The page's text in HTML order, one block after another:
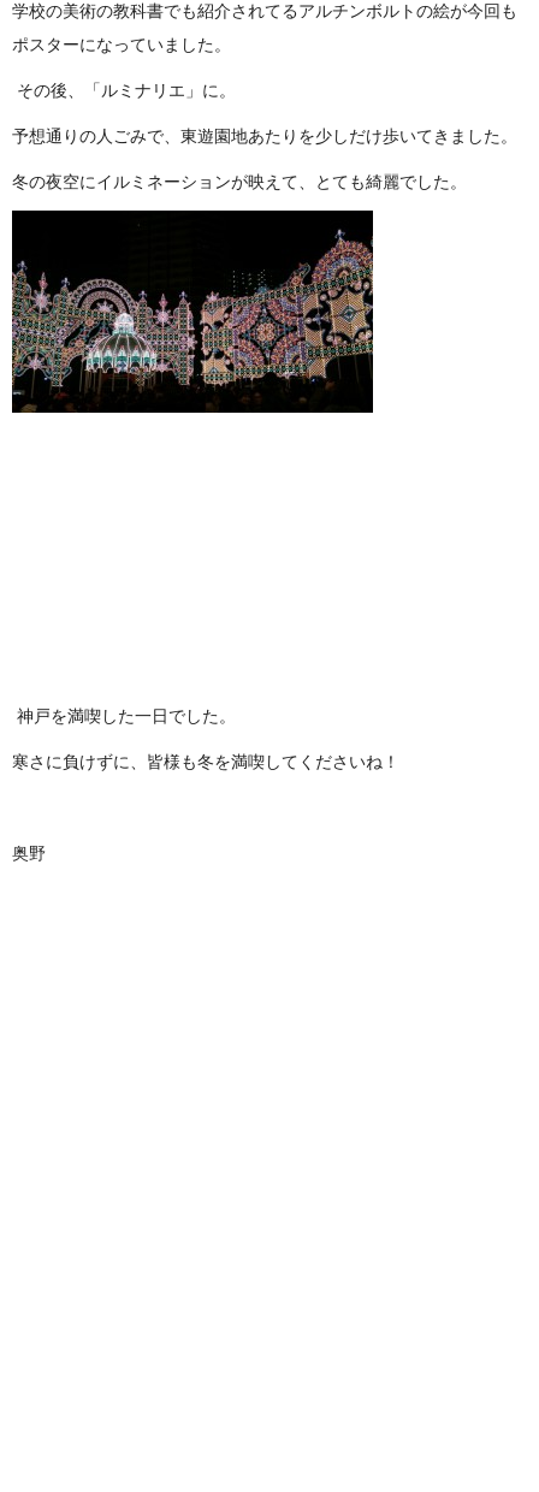
学校の美術の教科書でも紹介されてるアルチンボルトの絵が今回も
ポスターになっていました。
その後、「ルミナリエ」に。
予想通りの人ごみで、東遊園地あたりを少しだけ歩いてきました。
冬の夜空にイルミネーションが映えて、とても綺麗でした。
神戸を満喫した一日でした。
寒さに負けずに、皆様も冬を満喫してくださいね！
奥野